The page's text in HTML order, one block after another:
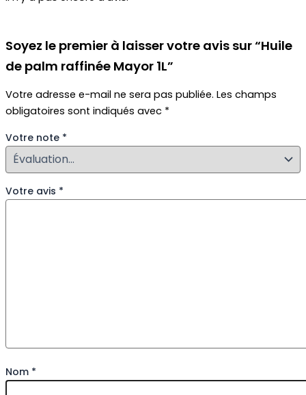
Soyez le premier à laisser votre avis sur “Huile
de palm raffinée Mayor 1L”
Votre adresse e-mail ne sera pas publiée. Les champs
obligatoires sont indiqués avec *
Votre note *
Votre avis *
Nom *